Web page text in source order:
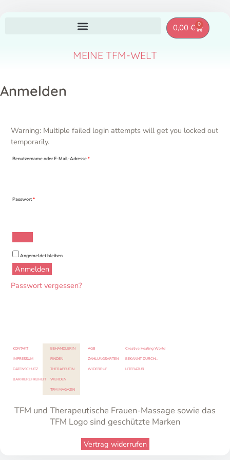
0,00 € 0
MEINE TFM-WELT
Anmelden
Warning: Multiple failed login attempts will get you locked out
temporarily.
Benutzername oder E-Mail-Adresse*
Passwort*
Angemeldet bleiben
Anmelden
Passwort vergessen?
KONTAKT
IMPRESSUM
DATENSCHUTZ
BARRIEREFREIHEIT
BEHANDLERIN
FINDEN
THERAPEUTIN
WERDEN
TFM MAGAZIN
Creative Healing World
BEKANNT DURCH…
LITERATUR
AGB
ZAHLUNGSARTEN
WIDERRUF
TFM und Therapeutische Frauen-Massage sowie das
TFM Logo sind geschützte Marken
Vertrag widerrufen